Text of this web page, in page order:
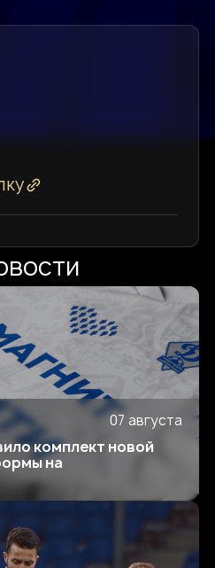
07 августа
комплект новой
на